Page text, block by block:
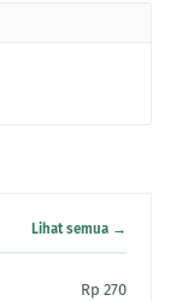
Lihat semua →
Rp 270